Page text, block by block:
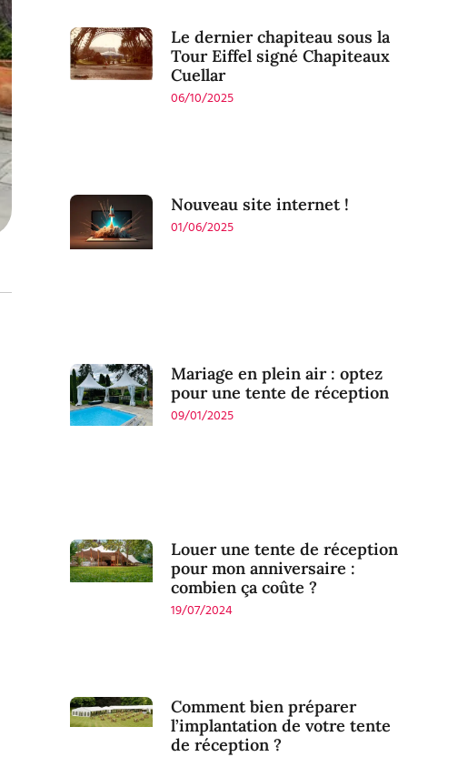
Le dernier chapiteau sous la
Tour Eiffel signé Chapiteaux
Cuellar
06/10/2025
Nouveau site internet !
01/06/2025
Mariage en plein air : optez
pour une tente de réception
09/01/2025
Louer une tente de réception
pour mon anniversaire :
combien ça coûte ?
19/07/2024
Comment bien préparer
l’implantation de votre tente
de réception ?